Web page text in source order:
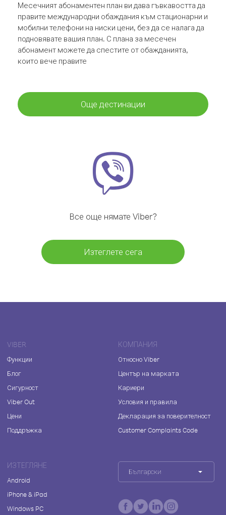
Месечният абонаментен план ви дава гъвкавостта да
правите международни обаждания към стационарни и
мобилни телефони на ниски цени, без да се налага да
подновявате вашия план. С плана за месечен
абонамент можете да спестите от обажданията,
които вече правите
Още дестинации
Все още нямате Viber?
Изтеглете сега
VIBER
Функции
Блог
Сигурност
Viber Out
Цени
Поддръжка
КОМПАНИЯ
Относно Viber
Център на марката
Кариери
Условия и правила
Декларация за поверителност
Customer Complaints Code
ИЗТЕГЛЯНЕ
Android
iPhone & iPad
Windows PC
Български